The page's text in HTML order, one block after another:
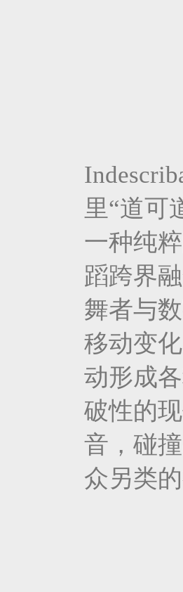
里“道可
一种纯
蹈跨界
舞者与
移动变
动形成
破性的
音，碰
众另类